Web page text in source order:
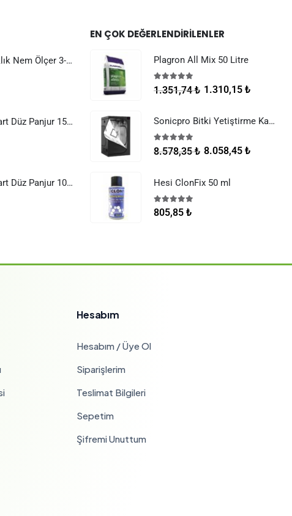
Dijital Sıcaklık Nem Ölçer 3-1 Sensör Kablolu
Raksan Smart Düz Panjur 150 mm Sinek Telli
Raksan Smart Düz Panjur 100 mm Sinek Telli
EN ÇOK DEĞERLENDIRILENLER
Plagron All Mix 50 Litre
5.005 üzerinden
1.351,74₺ 1.310,15 ₺
Sonicpro Bitki Yetiştirme Kabini 100x100x200
5.005 üzerinden
8.578,35₺ 8.058,45 ₺
Hesi ClonFix 50 ml
5.00 5 üzerinden
805,85 ₺
Hesabım
Hesabım / Üye Ol
Siparişlerim
Teslimat Bilgileri
Sepetim
Şifremi Unuttum